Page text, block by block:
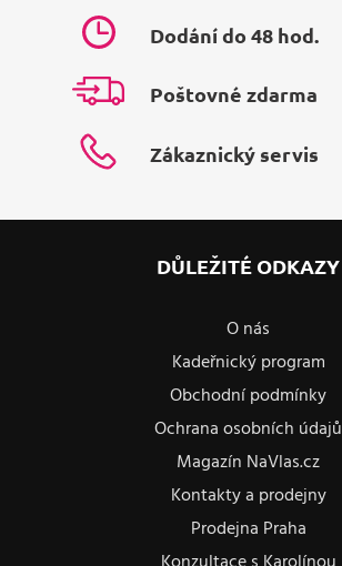
Dodání do 48 hod.
Poštovné zdarma
Zákaznický servis
DŮLEŽITÉ ODKAZY
O nás
Kadeřnický program
Obchodní podmínky
Ochrana osobních údajů
Magazín NaVlas.cz
Kontakty a prodejny
Prodejna Praha